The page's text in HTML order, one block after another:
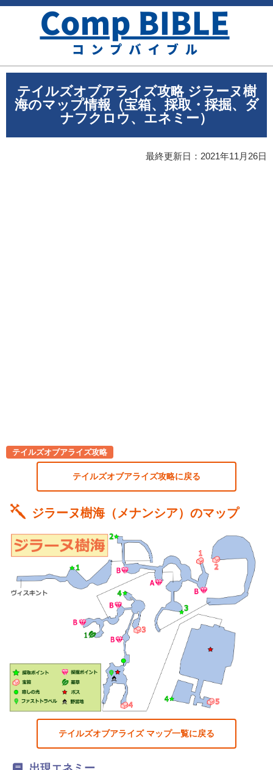
テイルズオブアライズ攻略 ジラーヌ樹
海のマップ情報（宝箱、採取・採掘、ダ
ナフクロウ、エネミー）
最終更新日： 2021年11月26日
テイルズオブアライズ攻略
テイルズオブアライズ攻略に戻る
ジラーヌ樹海（メナンシア）のマップ
テイルズオブアライズ マップ一覧に戻る